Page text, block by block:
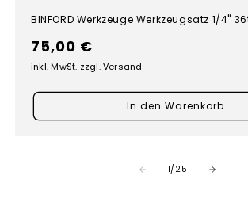
BINFORD Werkzeuge Werkzeugsatz 1/4"
Normaler
Preis
75,00 €
inkl. MwSt. zzgl. Versand
In den Warenkorb
1/ von
25